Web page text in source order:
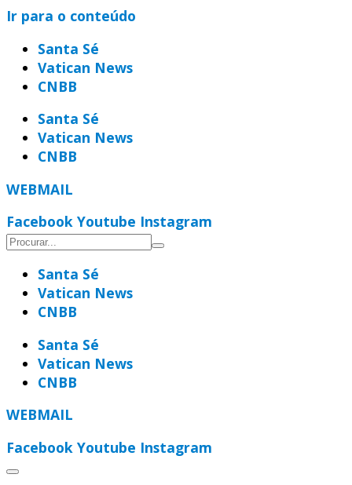
Ir para o conteúdo
Santa Sé
Vatican News
CNBB
Santa Sé
Vatican News
CNBB
WEBMAIL
Facebook Youtube Instagram
Santa Sé
Vatican News
CNBB
Santa Sé
Vatican News
CNBB
WEBMAIL
Facebook Youtube Instagram